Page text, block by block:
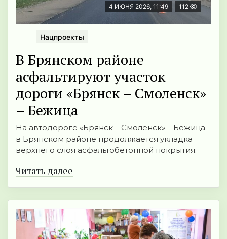
4 ИЮНЯ 2026, 11:49 112
Нацпроекты
В Брянском районе
асфальтируют участок
дороги «Брянск – Смоленск»
– Бежица
На автодороге «Брянск – Смоленск» – Бежица
в Брянском районе продолжается укладка
верхнего слоя асфальтобетонной покрытия.
Читать далее